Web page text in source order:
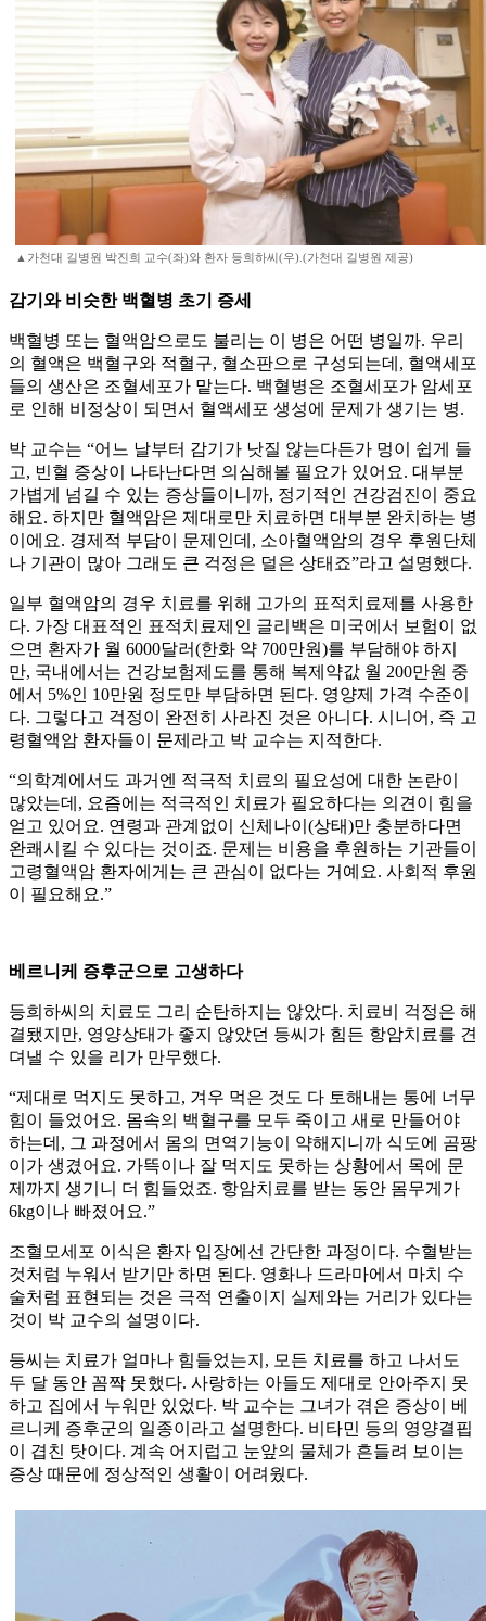
▲가천대 길병원 박진희 교수(좌)와 환자 등희하씨(우).(가천대 길병원 제공)
감기와 비슷한 백혈병 초기 증세
백혈병 또는 혈액암으로도 불리는 이 병은 어떤 병일까. 우리
의 혈액은 백혈구와 적혈구, 혈소판으로 구성되는데, 혈액세포
들의 생산은 조혈세포가 맡는다. 백혈병은 조혈세포가 암세포
로 인해 비정상이 되면서 혈액세포 생성에 문제가 생기는 병.
박 교수는 “어느 날부터 감기가 낫질 않는다든가 멍이 쉽게 들
고, 빈혈 증상이 나타난다면 의심해볼 필요가 있어요. 대부분
가볍게 넘길 수 있는 증상들이니까, 정기적인 건강검진이 중요
해요. 하지만 혈액암은 제대로만 치료하면 대부분 완치하는 병
이에요. 경제적 부담이 문제인데, 소아혈액암의 경우 후원단체
나 기관이 많아 그래도 큰 걱정은 덜은 상태죠”라고 설명했다.
일부 혈액암의 경우 치료를 위해 고가의 표적치료제를 사용한
다. 가장 대표적인 표적치료제인 글리백은 미국에서 보험이 없
으면 환자가 월 6000달러(한화 약 700만원)를 부담해야 하지
만, 국내에서는 건강보험제도를 통해 복제약값 월 200만원 중
에서 5%인 10만원 정도만 부담하면 된다. 영양제 가격 수준이
다. 그렇다고 걱정이 완전히 사라진 것은 아니다. 시니어, 즉 고
령혈액암 환자들이 문제라고 박 교수는 지적한다.
“의학계에서도 과거엔 적극적 치료의 필요성에 대한 논란이
많았는데, 요즘에는 적극적인 치료가 필요하다는 의견이 힘을
얻고 있어요. 연령과 관계없이 신체나이(상태)만 충분하다면
완쾌시킬 수 있다는 것이죠. 문제는 비용을 후원하는 기관들이
고령혈액암 환자에게는 큰 관심이 없다는 거예요. 사회적 후원
이 필요해요.”
베르니케 증후군으로 고생하다
등희하씨의 치료도 그리 순탄하지는 않았다. 치료비 걱정은 해
결됐지만, 영양상태가 좋지 않았던 등씨가 힘든 항암치료를 견
뎌낼 수 있을 리가 만무했다.
“제대로 먹지도 못하고, 겨우 먹은 것도 다 토해내는 통에 너무
힘이 들었어요. 몸속의 백혈구를 모두 죽이고 새로 만들어야
하는데, 그 과정에서 몸의 면역기능이 약해지니까 식도에 곰팡
이가 생겼어요. 가뜩이나 잘 먹지도 못하는 상황에서 목에 문
제까지 생기니 더 힘들었죠. 항암치료를 받는 동안 몸무게가
6kg이나 빠졌어요.”
조혈모세포 이식은 환자 입장에선 간단한 과정이다. 수혈받는
것처럼 누워서 받기만 하면 된다. 영화나 드라마에서 마치 수
술처럼 표현되는 것은 극적 연출이지 실제와는 거리가 있다는
것이 박 교수의 설명이다.
등씨는 치료가 얼마나 힘들었는지, 모든 치료를 하고 나서도
두 달 동안 꼼짝 못했다. 사랑하는 아들도 제대로 안아주지 못
하고 집에서 누워만 있었다. 박 교수는 그녀가 겪은 증상이 베
르니케 증후군의 일종이라고 설명한다. 비타민 등의 영양결핍
이 겹친 탓이다. 계속 어지럽고 눈앞의 물체가 흔들려 보이는
증상 때문에 정상적인 생활이 어려웠다.